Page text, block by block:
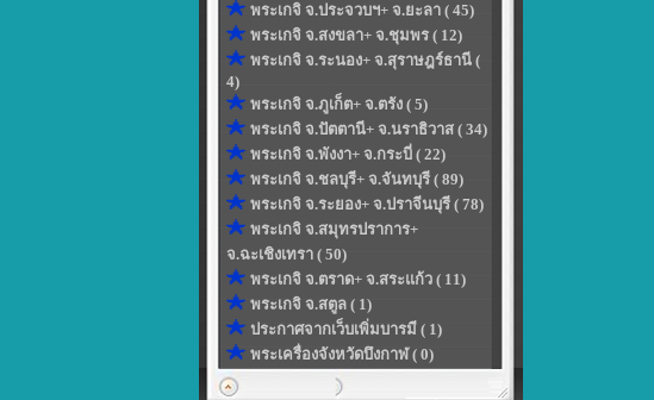
พระเกจิ จ.ประจวบฯ+ จ.ยะลา ( 45)
พระเกจิ จ.สงขลา+ จ.ชุมพร ( 12)
พระเกจิ จ.ระนอง+ จ.สุราษฎร์ธานี (
4)
พระเกจิ จ.ภูเก็ต+ จ.ตรัง ( 5)
พระเกจิ จ.ปัตตานี+ จ.นราธิวาส ( 34)
พระเกจิ จ.พังงา+ จ.กระบี่ ( 22)
พระเกจิ จ.ชลบุรี+ จ.จันทบุรี ( 89)
พระเกจิ จ.ระยอง+ จ.ปราจีนบุรี ( 78)
พระเกจิ จ.สมุทรปราการ+
จ.ฉะเชิงเทรา ( 50)
พระเกจิ จ.ตราด+ จ.สระแก้ว ( 11)
พระเกจิ จ.สตูล ( 1)
ประกาศจากเว็บเพิ่มบารมี ( 1)
พระเครื่องจังหวัดบึงกาฬ ( 0)